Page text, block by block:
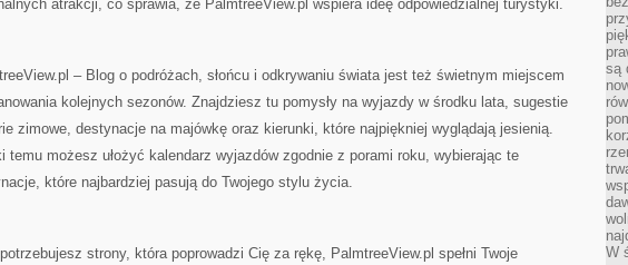
atrakcji, co sprawia, że PalmtreeView.pl wspiera ideę odpowiedzialnej turystyki.
– Blog o podróżach, słońcu i odkrywaniu świata jest też świetnym miejscem
kolejnych sezonów. Znajdziesz tu pomysły na wyjazdy w środku lata, sugestie
zimowe, destynacje na majówkę oraz kierunki, które najpiękniej wyglądają jesienią.
temu możesz ułożyć kalendarz wyjazdów zgodnie z porami roku, wybierając te
które najbardziej pasują do Twojego stylu życia.
strony, która poprowadzi Cię za rękę, PalmtreeView.pl spełni Twoje
są
W